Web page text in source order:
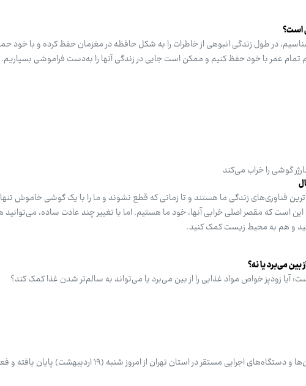
است؟
در طول زندگی انبوهی از خاطرات را به شکل حافظه در مغزمان حفظ کرده و با خود
تمام عمر با خود حفظ کنیم و ممکن است جایی در زندگی آنها را به‌دست فراموشی بسپاریم.
گوشی را خراب می‌کند
فناوری‌های زندگی ما هستند و تا زمانی که قطع نشوند و ما را با یک گوشی خاموش تنها
است که مقصر اصلی خرابی آنها، خود ما هستیم. اما با تغییر چند عادت ساده، می‌توانید
و هم به محیط زیست کمک کنید.
بین می‌برد یا نه؟
آیا زودپز خواص مواد غذایی را از بین می‌برد یا می‌تواند به سالم‌تر شدن غذا کمک کند؟
بنا بر اعلام استانداری تهران، دورکاری کارکنان وزارتخانه‌ها، سازمان‌ها و دستگاه‌های اجرایی مستقر در استان تهران از